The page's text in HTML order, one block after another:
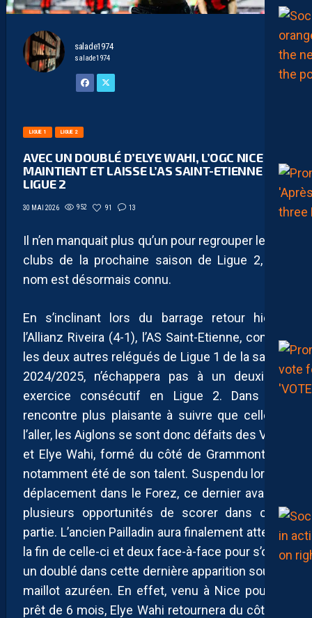
salade1974
salade1974
LIGUE 1 LIGUE 2
AVEC UN DOUBLÉ D’ELYE WAHI, L’OGC NICE SE
MAINTIENT ET LAISSE L’AS SAINT-ETIENNE EN
LIGUE 2
30 MAI 2026 952 91 13
Il n’en manquait plus qu’un pour regrouper les 18
clubs de la prochaine saison de Ligue 2, son
nom est désormais connu.
En s’inclinant lors du barrage retour hier à
l’Allianz Riveira (4-1), l’AS Saint-Etienne, comme
les deux autres relégués de Ligue 1 de la saison
2024/2025, n’échappera pas à un deuxième
exercice consécutif en Ligue 2. Dans une
rencontre plus plaisante à suivre que celle de
l’aller, les Aiglons se sont donc défaits des Verts
et Elye Wahi, formé du côté de Grammont, y a
notamment été de son talent. Suspendu lors du
déplacement dans le Forez, ce dernier avait eu
plusieurs opportunités de scorer dans cette
partie. L’ancien Pailladin aura finalement attendu
la fin de celle-ci et deux face-à-face pour s’offrir
un doublé dans cette dernière apparition sous le
maillot azuréen. En effet, venu à Nice pour un
prêt de 6 mois, Elye Wahi retournera du côté de